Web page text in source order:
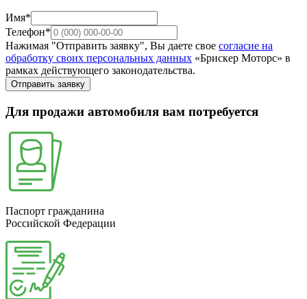
Имя*
Телефон*
Нажимая "Отправить заявку", Вы даете свое согласие на
обработку своих персональных данных «Брискер Моторс» в
рамках действующего законодательства.
Отправить заявку
Для продажи автомобиля вам потребуется
Паспорт гражданина
Российской Федерации